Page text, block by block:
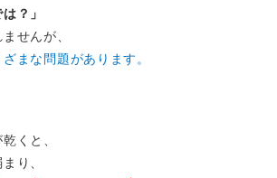
？」
せんが、
まな問題があります。
くと、
り、